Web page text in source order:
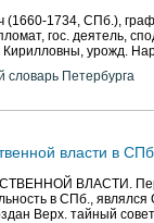
1734, СПб.),
гос. деятель,
урожд.
словарь Петербурга
власти в СПб
ВЛАСТИ.
в СПб.,
Верх. тайный